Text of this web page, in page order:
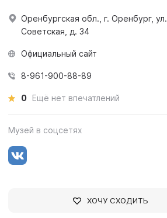
Оренбургская обл., г. Оренбург, ул.
Советская, д. 34
Официальный сайт
8-961-900-88-89
0 Ещё нет впечатлений
Музей в соцсетях
ХОЧУ СХОДИТЬ